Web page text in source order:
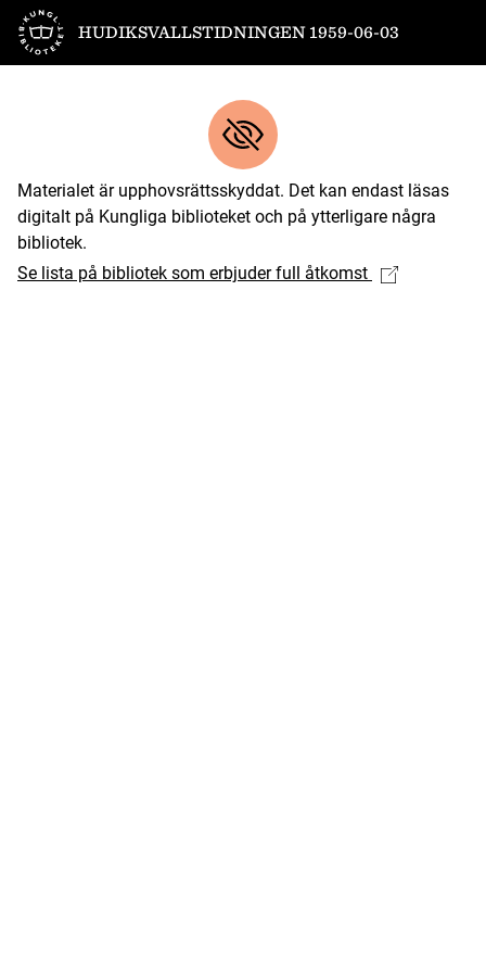
Till startsidan
HUDIKSVALLSTIDNINGEN 1959-06-03
Materialet är upphovsrättsskyddat. Det kan endast läsas
digitalt på Kungliga biblioteket och på ytterligare några
bibliotek.
Se lista på bibliotek som erbjuder full åtkomst